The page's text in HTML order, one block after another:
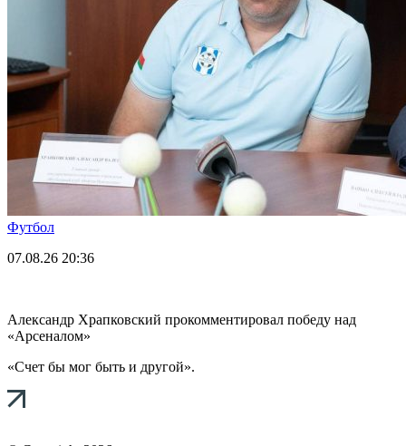
Футбол
07.08.26 20:36
Александр Храпковский прокомментировал победу над
«Арсеналом»
«Счет бы мог быть и другой».